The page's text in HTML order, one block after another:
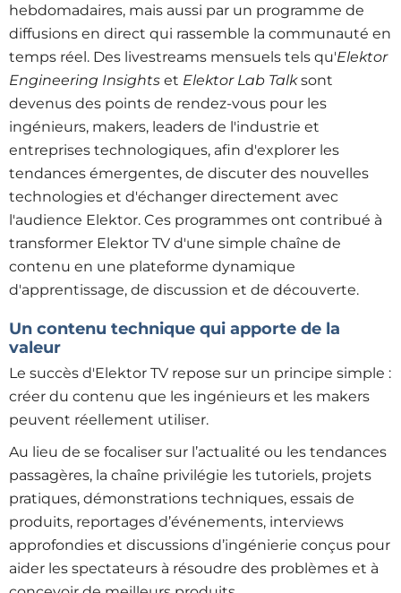
hebdomadaires, mais aussi par un programme de
diffusions en direct qui rassemble la communauté en
temps réel. Des livestreams mensuels tels qu'Elektor
Engineering Insights et Elektor Lab Talksont
devenus des points de rendez-vous pour les
ingénieurs, makers, leaders de l'industrie et
entreprises technologiques, afin d'explorer les
tendances émergentes, de discuter des nouvelles
technologies et d'échanger directement avec
l'audience Elektor. Ces programmes ont contribué à
transformer Elektor TV d'une simple chaîne de
contenu en une plateforme dynamique
d'apprentissage, de discussion et de découverte.
Un contenu technique qui apporte de la
valeur
Le succès d'Elektor TV repose sur un principe simple :
créer du contenu que les ingénieurs et les makers
peuvent réellement utiliser.
Au lieu de se focaliser sur l’actualité ou les tendances
passagères, la chaîne privilégie les tutoriels, projets
pratiques, démonstrations techniques, essais de
produits, reportages d’événements, interviews
approfondies et discussions d’ingénierie conçus pour
aider les spectateurs à résoudre des problèmes et à